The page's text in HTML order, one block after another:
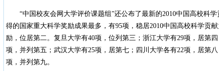
“中国校友会网大学评价课题组”还公布了最新的2010中国高校科
得的国家重大科学奖励成果最多，有95项，稳居2010中国高校科学贡
励，位居第二。复旦大学有40项，位列第三；浙江大学有29项，居第
项，并列第五；武汉大学有25项，居第七；四川大学各有22项，居第
项，并列第九。